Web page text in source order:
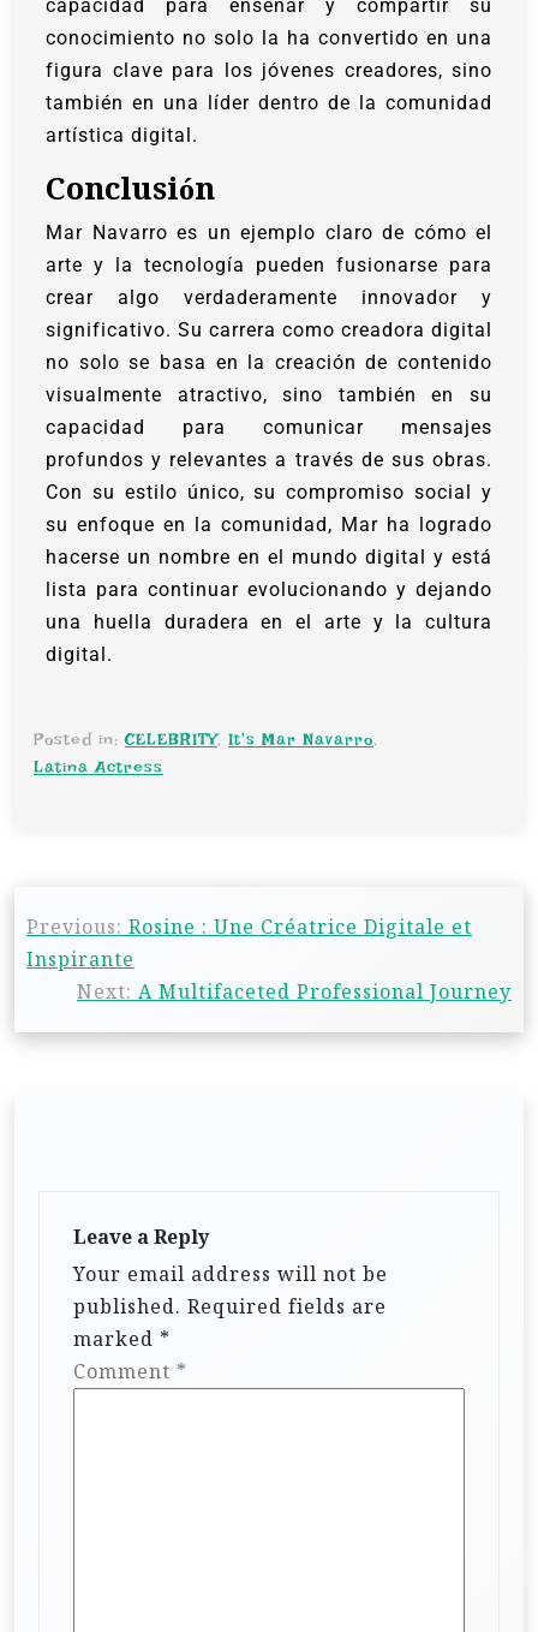
capacidad para enseñar y compartir su
conocimiento no solo la ha convertido en una
figura clave para los jóvenes creadores, sino
también en una líder dentro de la comunidad
artística digital.
Conclusión
Mar Navarro es un ejemplo claro de cómo el
arte y la tecnología pueden fusionarse para
crear algo verdaderamente innovador y
significativo. Su carrera como creadora digital
no solo se basa en la creación de contenido
visualmente atractivo, sino también en su
capacidad para comunicar mensajes
profundos y relevantes a través de sus obras.
Con su estilo único, su compromiso social y
su enfoque en la comunidad, Mar ha logrado
hacerse un nombre en el mundo digital y está
lista para continuar evolucionando y dejando
una huella duradera en el arte y la cultura
digital.
Posted in:CELEBRITY, It's Mar Navarro,
Latina Actress
Previous: Rosine : Une Créatrice Digitale et
Inspirante
Next: A Multifaceted Professional Journey
Leave a Reply
Your email address will not be
published. Required fields are
marked *
Comment *